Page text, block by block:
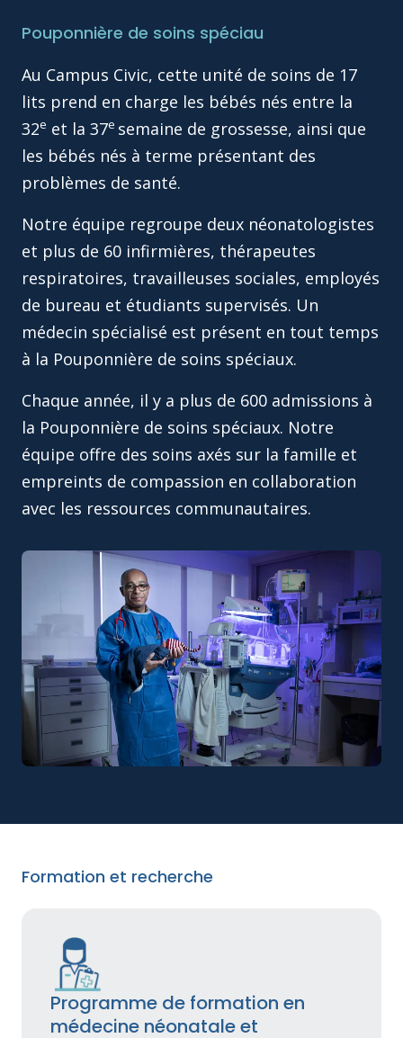
Pouponnière de soins spéciau
Au Campus Civic, cette unité de soins de 17
lits prend en charge les bébés nés entre la
32e et la 37e semaine de grossesse, ainsi que
les bébés nés à terme présentant des
problèmes de santé.
Notre équipe regroupe deux néonatologistes
et plus de 60 infirmières, thérapeutes
respiratoires, travailleuses sociales, employés
de bureau et étudiants supervisés. Un
médecin spécialisé est présent en tout temps
à la Pouponnière de soins spéciaux.
Chaque année, il y a plus de 600 admissions à
la Pouponnière de soins spéciaux. Notre
équipe offre des soins axés sur la famille et
empreints de compassion en collaboration
avec les ressources communautaires.
Formation et recherche
Programme de formation en
médecine néonatale et